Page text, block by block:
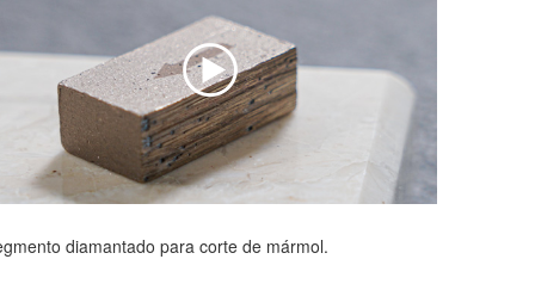
diamantado para corte de mármol.